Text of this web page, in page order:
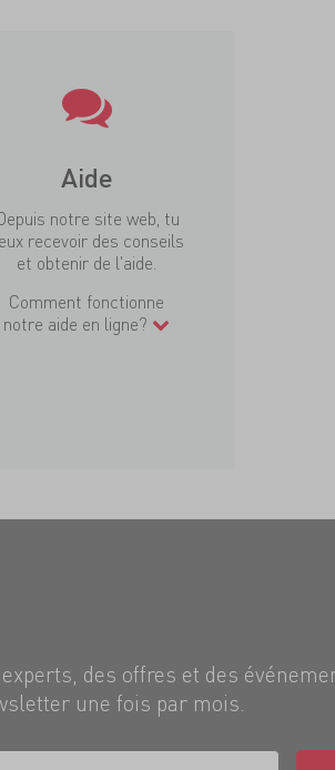
Aide
notre site web, tu
recevoir des conseils
et obtenir de l'aide.
Comment fonctionne
notre aide en ligne?
des offres et des
une fois par mois.